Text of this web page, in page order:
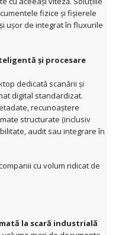
fizice și fișierele
ușor de integrat în fluxurile
și procesare
dedicată scanării și
digital standardizat.
recunoaștere
structurate (inclusiv
audit sau integrare în
cu volum ridicat de
la scară industrială